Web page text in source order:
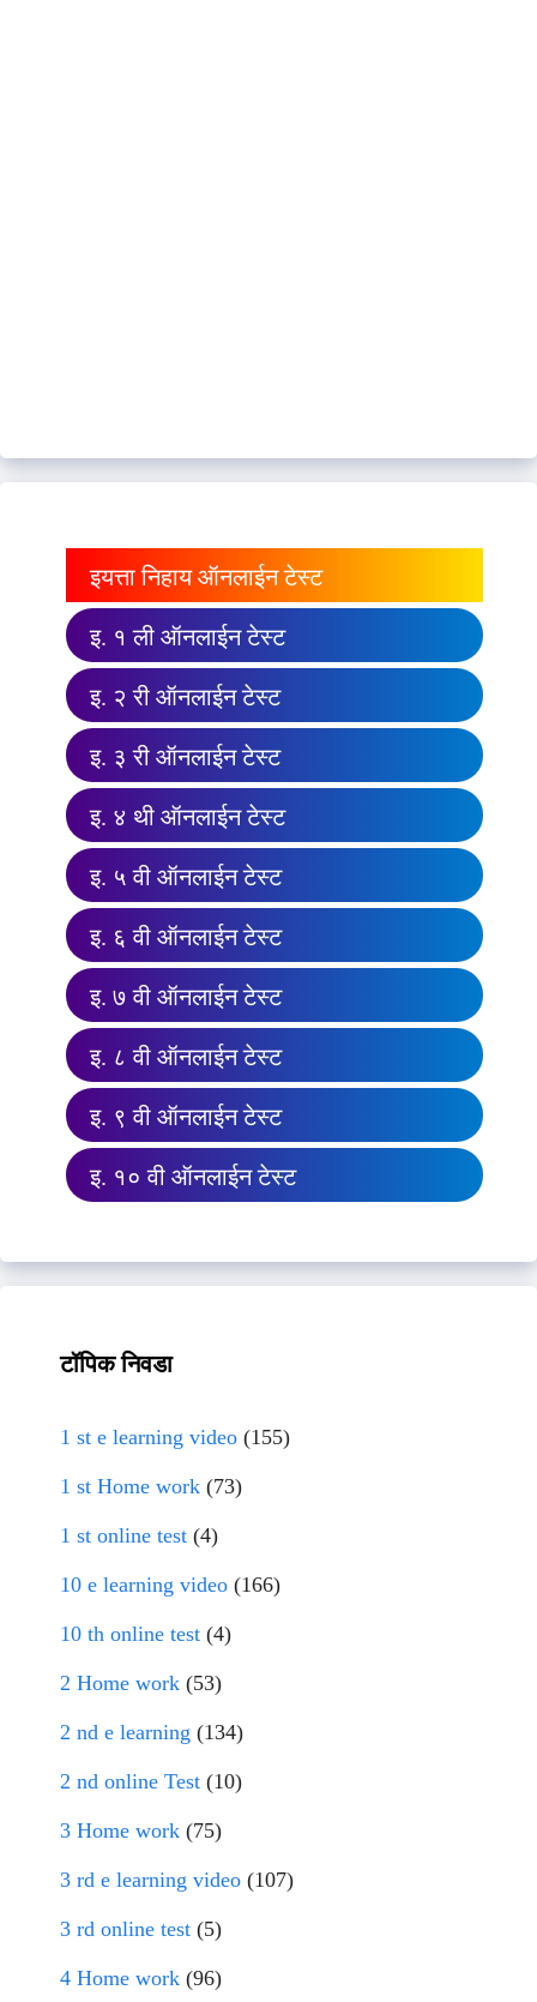
इयत्ता निहाय ऑनलाईन टेस्ट
इ. १ ली ऑनलाईन टेस्ट
इ. २ री ऑनलाईन टेस्ट
इ. ३ री ऑनलाईन टेस्ट
इ. ४ थी ऑनलाईन टेस्ट
इ. ५ वी ऑनलाईन टेस्ट
इ. ६ वी ऑनलाईन टेस्ट
इ. ७ वी ऑनलाईन टेस्ट
इ. ८ वी ऑनलाईन टेस्ट
इ. ९ वी ऑनलाईन टेस्ट
इ. १० वी ऑनलाईन टेस्ट
टॉपिक निवडा
1 st e learning video (155)
1 st Home work (73)
1 st online test (4)
10 e learning video (166)
10 th online test (4)
2 Home work (53)
2 nd e learning (134)
2 nd online Test (10)
3 Home work (75)
3 rd e learning video (107)
3 rd online test (5)
4 Home work (96)